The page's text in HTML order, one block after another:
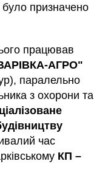
призначено
працював
АГРО"
паралельно
з охорони та
час
КП –